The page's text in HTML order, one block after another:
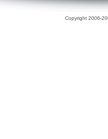
Copyright 2006-